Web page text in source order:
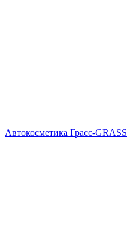
Автокосметика Грасс-GRASS